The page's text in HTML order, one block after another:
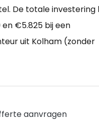
De totale investering
€5.825 bij een
uit Kolham (zonder
aanvragen